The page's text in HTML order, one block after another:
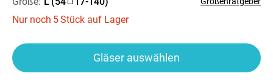
Nur noch 5Stück auf Lager
Gläser auswählen